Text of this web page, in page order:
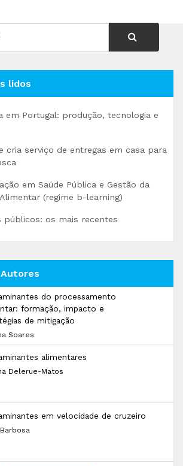
lidos
em Portugal: produção, tecnologia e
cria serviço de entregas em casa para
em Saúde Pública e Gestão da
(regime b-learning)
públicos: os mais recentes
do processamento
formação, impacto e
de mitigação
Soares
alimentares
Delerue-Matos
em velocidade de cruzeiro